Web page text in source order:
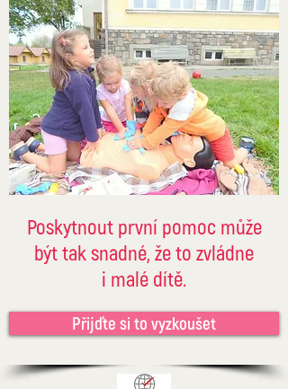
Poskytnout první pomoc může
být tak snadné, že to zvládne
i malé dítě.
Přijďte si to vyzkoušet